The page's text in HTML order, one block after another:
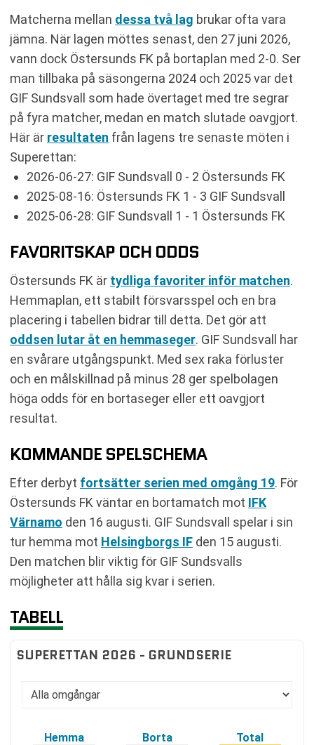
Matcherna mellan dessa två lag brukar ofta vara
jämna. När lagen möttes senast, den 27 juni 2026,
vann dock Östersunds FK på bortaplan med 2-0. Ser
man tillbaka på säsongerna 2024 och 2025 var det
GIF Sundsvall som hade övertaget med tre segrar
på fyra matcher, medan en match slutade oavgjort.
Här är resultaten från lagens tre senaste möten i
Superettan:
2026-06-27: GIF Sundsvall 0 - 2 Östersunds FK
2025-08-16: Östersunds FK 1 - 3 GIF Sundsvall
2025-06-28: GIF Sundsvall 1 - 1 Östersunds FK
FAVORITSKAP OCH ODDS
Östersunds FK är tydliga favoriter inför matchen.
Hemmaplan, ett stabilt försvarsspel och en bra
placering i tabellen bidrar till detta. Det gör att
oddsen lutar åt en hemmaseger. GIF Sundsvall har
en svårare utgångspunkt. Med sex raka förluster
och en målskillnad på minus 28 ger spelbolagen
höga odds för en bortaseger eller ett oavgjort
resultat.
KOMMANDE SPELSCHEMA
Efter derbyt fortsätter serien med omgång 19. För
Östersunds FK väntar en bortamatch mot IFK
Värnamo den 16 augusti. GIF Sundsvall spelar i sin
tur hemma mot Helsingborgs IF den 15 augusti.
Den matchen blir viktig för GIF Sundsvalls
möjligheter att hålla sig kvar i serien.
TABELL
SUPERETTAN 2026 - GRUNDSERIE
Hemma Borta Total